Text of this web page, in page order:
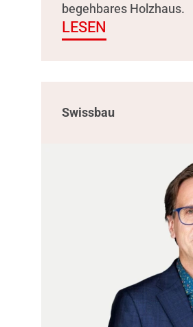
begehbares Holzhaus.
LESEN
Swissbau